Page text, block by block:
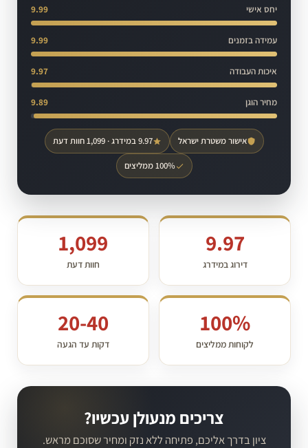
יחס אישי 9.99
עמידה בזמנים 9.99
איכות העבודה 9.97
מחיר הוגן 9.89
אישור משטרת ישראל 9.97 במידרג · 1,099 חוות דעת
100% ממליצים
9.97
דירוג במידרג
1,099
חוות דעת
100%
לקוחות ממליצים
20-40
דקות עד הגעה
צריכים מנעולן עכשיו?
ציון בדרך אליכם, פתיחה ללא נזק ומחיר שסוכם מראש.